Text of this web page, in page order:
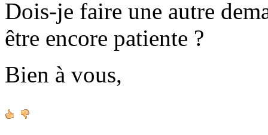
Dois-je faire une autre
être encore patiente ?
Bien à vous,